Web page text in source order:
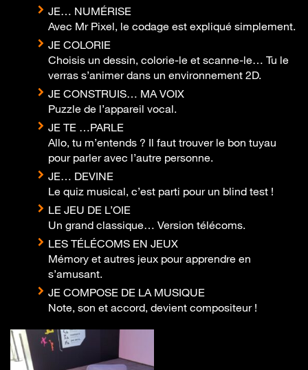
JE… NUMÉRISE
Avec Mr Pixel, le codage est expliqué simplement.
JE COLORIE
Choisis un dessin, colorie-le et scanne-le… Tu le
verras s’animer dans un environnement 2D.
JE CONSTRUIS… MA VOIX
Puzzle de l’appareil vocal.
JE TE …PARLE
Allo, tu m’entends ? Il faut trouver le bon tuyau
pour parler avec l’autre personne.
JE… DEVINE
Le quiz musical, c’est parti pour un blind test !
LE JEU DE L’OIE
Un grand classique… Version télécoms.
LES TÉLÉCOMS EN JEUX
Mémory et autres jeux pour apprendre en
s’amusant.
JE COMPOSE DE LA MUSIQUE
Note, son et accord, devient compositeur !